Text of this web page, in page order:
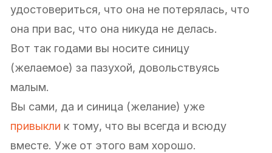
удостовериться, что она не потерялась, что
она при вас, что она никуда не делась.
Вот так годами вы носите синицу
(желаемое) за пазухой, довольствуясь
малым.
Вы сами, да и синица (желание) уже
привыкли к тому, что вы всегда и всюду
вместе. Уже от этого вам хорошо.